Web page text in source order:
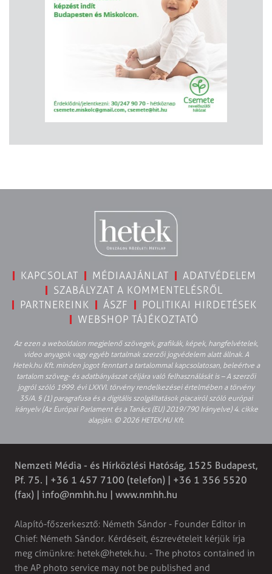
KAPCSOLAT MÉDIAAJÁNLAT
ADATVÉDELEM
SZABÁLYZAT A KOMMENTELÉSRŐL
PARTNEREINK
ÁSZF
POLITIKAI HIRDETÉSEK
WEBSHOP TÁJÉKOZTATÓ
Az ezen a weboldalon megjelenő szövegek, grafikák, képek, hangfelvételek,
video anyagok vagy egyéb tartalmak szerzői jogvédelem alatt állnak. A
Hetek.hu Kft. minden jogot fenntart a tartalommal kapcsolatosan, beleértve a
tartalom szöveg- és adatbányászat céljára való felhasználását is – A szerzői
jogról szóló 1999. évi LXXVI. törvény rendelkezései értelmében a törvény
35/A. § (1) paragrafusa és a digitális szolgáltatások piacairól szóló európai
irányelv (Az Európai Parlament és a Tanács (EU) 2019/790 Irányelve) 4. cikke
alapján. © 2026 HETEK.HU Kft.
Nemzeti Média - és Hírközlési Hatóság, 1525 Budapest,
Pf. 75. | +36 1 457 7100 (telefon) | +36 1 356 5520
(fax) | info@nmhh.hu | www.nmhh.hu
Alapító-főszerkesztő: Németh Sándor - Founder Editor in
Chief: Németh Sándor. Kérdéseit, észrevételeit kérjük írja
meg címünkre: hetek@hetek.hu. - The photos contained in
the AP photo service may not be published and